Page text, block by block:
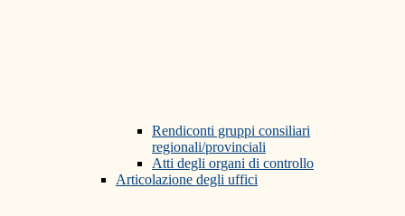
Rendiconti gruppi consiliari
regionali/provinciali
Atti degli organi di controllo
Articolazione degli uffici